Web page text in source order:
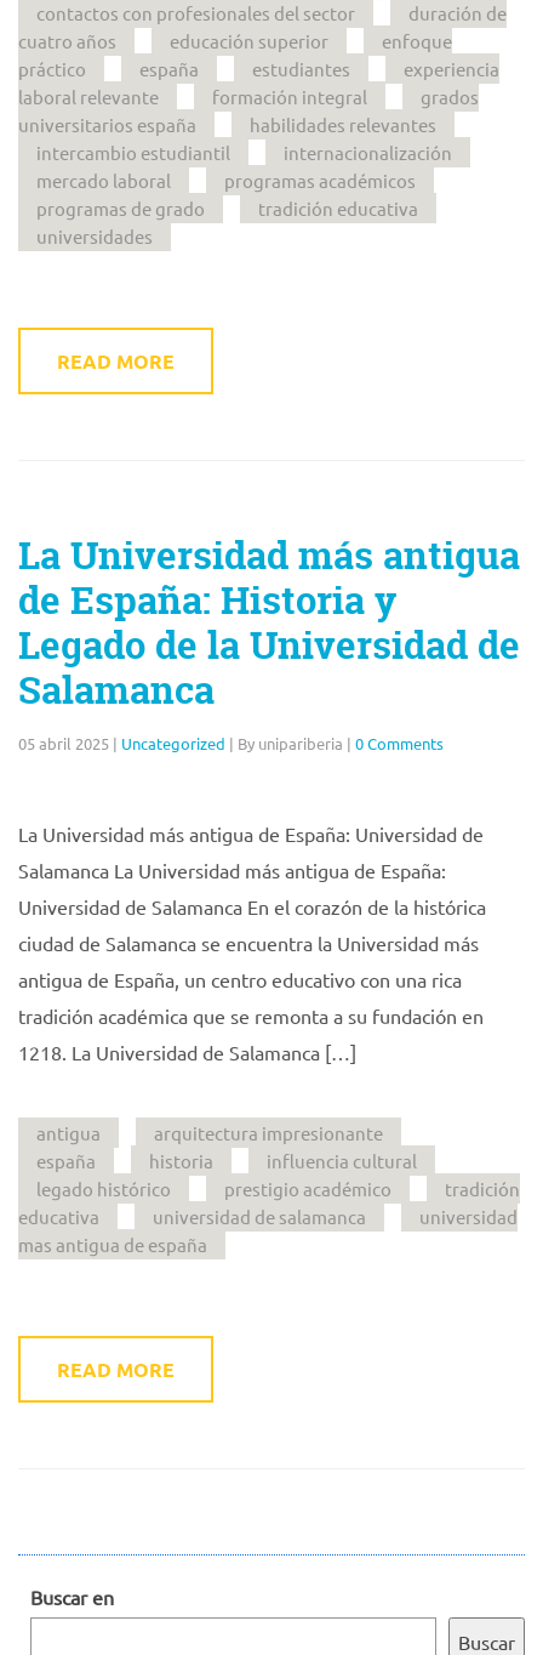
contactos con profesionales del sector
duración de
cuatro años
educación superior
enfoque
práctico
españa estudiantes
experiencia
laboral relevante
formación integral
grados
universitarios españa
habilidades relevantes
intercambio estudiantil
internacionalización
mercado laboral
programas académicos
programas de grado
tradición educativa
universidades
READ MORE
La Universidad más antigua
de España: Historia y
Legado de la Universidad de
Salamanca
05 abril 2025 | Uncategorized | By unipariberia | 0 Comments
La Universidad más antigua de España: Universidad de
Salamanca La Universidad más antigua de España:
Universidad de Salamanca En el corazón de la histórica
ciudad de Salamanca se encuentra la Universidad más
antigua de España, un centro educativo con una rica
tradición académica que se remonta a su fundación en
1218. La Universidad de Salamanca […]
antigua
arquitectura impresionante
españa
historia
influencia cultural
legado histórico
prestigio académico
tradición
educativa
universidad de salamanca
universidad
mas antigua de españa
READ MORE
Buscar en
Buscar